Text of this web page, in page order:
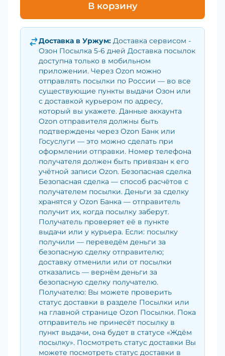
В корзину
Доставка в Уржум: Доставка сервисом -
Озон Посылка 5-6 дней Доставка посылок
доступна только в мобильном
приложении. Через Ozon можно
отправлять посылки по России — во все
существующие пункты выдачи Озон или
с доставкой курьером по адресу,
который вы укажете. Данные аккаунта
Ozon отправителя должны быть
подтверждены через Ozon Банк или
Госуслуги — это можно сделать при
оформлении отправки. Номер телефона
получателя должен быть привязан к его
учётной записи Ozon. Безопасная сделка
Безопасная сделка — способ расчётов с
получателем посылки. Деньги за сделку
хранятся у Ozon Банка — отправитель
получит их, когда посылку заберут.
Получатель проверяет её в пункте
выдачи или у курьера. Если: посылку
получили — переведём деньги за
безопасную сделку отправителю;
доставку отменили или от посылки
отказались — вернём деньги за
безопасную сделку получателю.
Получателю: Вы можете проверить
статус доставки в разделе Посылки или
на главной странице Ozon Посылки. Пока
отправитель не принесёт посылку в
пункт выдачи, она будет в статусе «Ждём
посылку». Посмотреть статус доставки Вы
можете посмотреть статус доставки в